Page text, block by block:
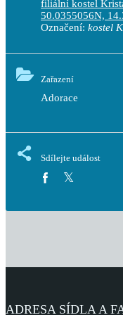
filiální kostel
50.0355056N,
Označení: kostel
Zařazení
Adorace
Sdílejte událost
ADRESA SÍDLA A